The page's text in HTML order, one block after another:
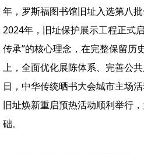
年，罗斯福图书馆旧址入选第八
2024年，旧址保护展示工程正式
传承”的核心理念，在完整保留历
上，全面优化展陈体系、完善公
日，中华传统晒书大会城市主场
旧址焕新重启预热活动顺利举行
础。